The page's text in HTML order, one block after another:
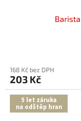
168 Kč bez DPH
203 Kč
5 let záruka
na odštěp hran